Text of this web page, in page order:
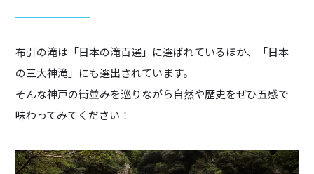
布引の滝は「日本の滝百選」に選ばれているほか、「日本
の三大神滝」にも選出されています。
そんな神戸の街並みを巡りながら自然や歴史をぜひ五感で
味わってみてください！